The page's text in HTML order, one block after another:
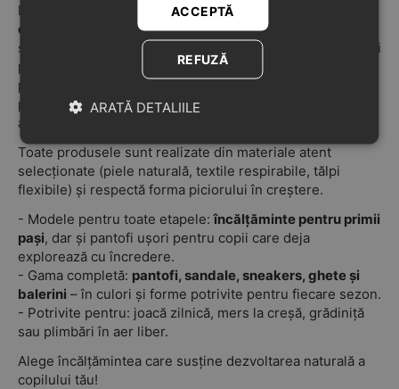
Descoperă colecția noastră nouă de
copii
, gândită pentru confortul, siguranța și dezvoltarea
sănătoasă a celor mici. Fie că ești în căutarea unor pantofi
pentru
, sandale lejere pentru vară sau adidași
practici pentru grădiniță, aici găsești modele potrivite
pentru
băiețișifete– de la bebeluși la copii activi de 3-5
ani.
Toate produsele sunt realizate din materiale atent
selecționate (piele naturală, textile respirabile, tălpi
flexibile) și respectă forma piciorului în creștere.
- Modele pentru toate etapele:încălțăminte pentru primii
pași, dar și pantofi ușori pentru copii care deja
explorează cu încredere.
- Gama completă: pantofi, sandale, sneakers, ghete și
balerini – în culori și forme potrivite pentru fiecare sezon.
- Potrivite pentru: joacă zilnică, mers la creșă, grădiniță
sau plimbări în aer liber.
Alege încălțămintea care susține dezvoltarea naturală a
copilului tău!
ACCEPTĂ
REFUZĂ
ARATĂ DETALIILE